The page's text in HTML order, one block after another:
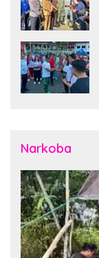
Narkoba